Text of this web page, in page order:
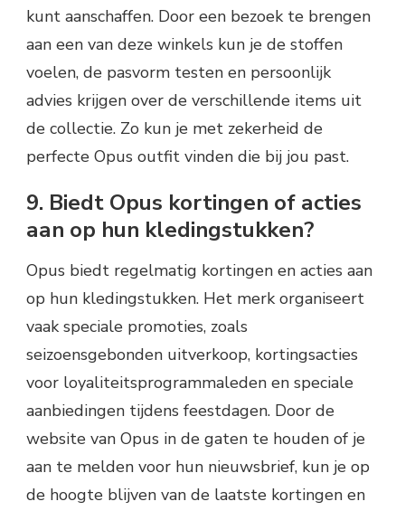
kunt aanschaffen. Door een bezoek te brengen
aan een van deze winkels kun je de stoffen
voelen, de pasvorm testen en persoonlijk
advies krijgen over de verschillende items uit
de collectie. Zo kun je met zekerheid de
perfecte Opus outfit vinden die bij jou past.
9. Biedt Opus kortingen of acties
aan op hun kledingstukken?
Opus biedt regelmatig kortingen en acties aan
op hun kledingstukken. Het merk organiseert
vaak speciale promoties, zoals
seizoensgebonden uitverkoop, kortingsacties
voor loyaliteitsprogrammaleden en speciale
aanbiedingen tijdens feestdagen. Door de
website van Opus in de gaten te houden of je
aan te melden voor hun nieuwsbrief, kun je op
de hoogte blijven van de laatste kortingen en